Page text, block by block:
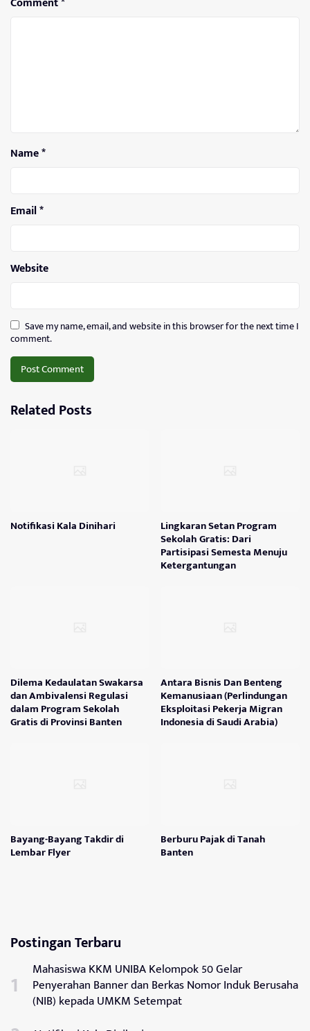
Name*
Email*
Website
Save my name, email, and website in this browser for the next time I
comment.
Related Posts
Notifikasi Kala Dinihari Lingkaran Setan Program
Sekolah Gratis: Dari
Partisipasi Semesta Menuju
Ketergantungan
Dilema Kedaulatan Swakarsa
dan Ambivalensi Regulasi
dalam Program Sekolah
Gratis di Provinsi Banten
Antara Bisnis Dan Benteng
Kemanusiaan (Perlindungan
Eksploitasi Pekerja Migran
Indonesia di Saudi Arabia)
Bayang-Bayang Takdir di
Lembar Flyer
Berburu Pajak di Tanah
Banten
Postingan Terbaru
Mahasiswa KKM UNIBA Kelompok 50 Gelar
Penyerahan Banner dan Berkas Nomor Induk Berusaha
(NIB) kepada UMKM Setempat